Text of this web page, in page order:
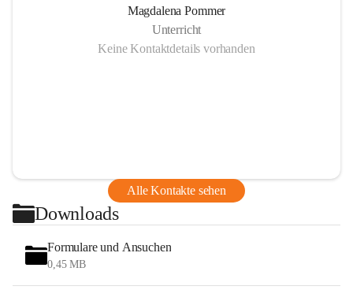
Magdalena Pommer
Unterricht
Keine Kontaktdetails vorhanden
Alle Kontakte sehen
Downloads
Formulare und Ansuchen
0,45 MB